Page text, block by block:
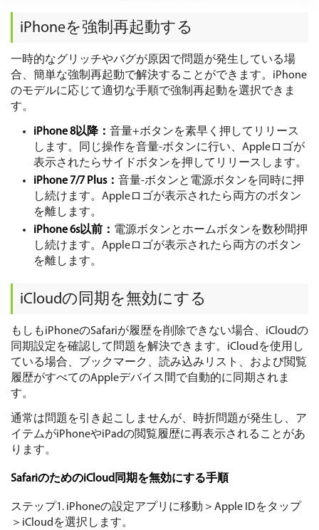
iPhoneを強制再起動する
一時的なグリッチやバグが原因で問題が発生している場
合、簡単な強制再起動で解決することができます。iPhone
のモデルに応じて適切な手順で強制再起動を選択できま
す。
iPhone 8以降： 音量+ボタンを素早く押してリリース
します。同じ操作を音量-ボタンに行い、Appleロゴが
表示されたらサイドボタンを押してリリースします。
iPhone 7/7 Plus： 音量-ボタンと電源ボタンを同時に押
し続けます。Appleロゴが表示されたら両方のボタン
を離します。
iPhone 6s以前： 電源ボタンとホームボタンを数秒間押
し続けます。Appleロゴが表示されたら両方のボタン
を離します。
iCloudの同期を無効にする
もしもiPhoneのSafariが履歴を削除できない場合、iCloudの
同期設定を確認して問題を解決できます。iCloudを使用し
ている場合、ブックマーク、読み込みリスト、および閲覧
履歴がすべてのAppleデバイス間で自動的に同期されま
す。
通常は問題を引き起こしませんが、時折問題が発生し、ア
イテムがiPhoneやiPadの閲覧履歴に再表示されることがあ
ります。
SafariのためのiCloud同期を無効にする手順
ステップ1. iPhoneの設定アプリに移動＞Apple IDをタップ
＞iCloudを選択します。